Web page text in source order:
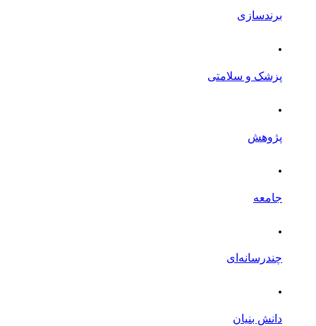
برندسازی
.
پزشک و سلامتی
.
پژوهش
.
جامعه
.
چندرسانه‌ای
.
دانش بنیان